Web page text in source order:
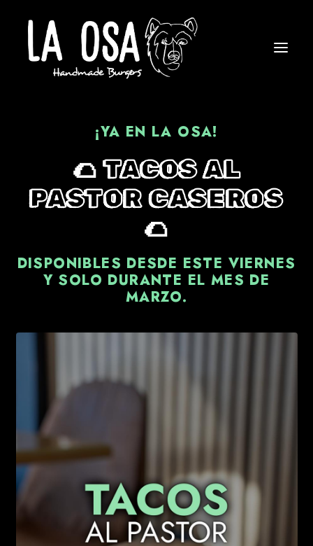
¡YA EN LA OSA!
🌮 TACOS AL
PASTOR CASEROS
🌮
DISPONIBLES DESDE ESTE VIERNES
Y SOLO DURANTE EL MES DE
MARZO.